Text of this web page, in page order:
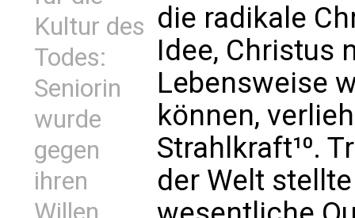
Kultur des
Todes:
Seniorin
wurde
gegen
ihren
Willen
die radikale
Idee, Christus
Lebensweise
können,
Strahlkraft¹⁰.
der Welt